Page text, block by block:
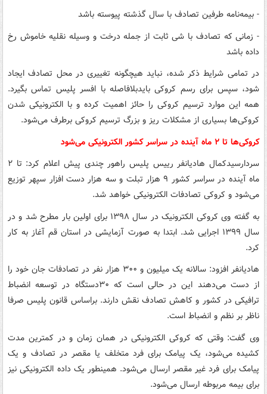
- بیمه‌نامه طرفین تصادف با سال گذشته پیوسته باشد
- زمانی که تصادف با شی ثابت از جمله درخت و وسیله نقلیه خاموش رخ
داده باشد
در تمامی شرایط ذکر شده، نباید هیچگونه تغییری در محل تصادف ایجاد
شود، سپس برای رسم کروکی بایدبلافاصله با افسر پلیس تماس بگیرد.
همه این موارد ترسیم کروکی را حائز اهمیت کرده و با الکترونیکی شدن
کروکی‌ها بسیاری از مشکلات ریز و بزرگ ترسیم کروکی برطرف می‌شود.
کروکی‌ها تا ۲ ماه آینده در سراسر کشور الکترونیکی می‌شود
سردارسیدکمال هادیانفر رییس پلیس راهور چندی پیش اعلام کرد: تا ۲
ماه آینده در سراسر کشور ۹ هزار تبلت و سه هزار دست افزار سپهر توزیع
می‌شود و کروکی تصادفات الکترونیکی خواهد شد.
به گفته وی کروکی الکترونیک در سال ۱۳۹۸ برای اولین بار مطرح شد و در
سال ۱۳۹۹ اجرایی شد. ابتدا به صورت آزمایشی در استان قم آغاز به کار
کرد.
هادیانفر افزود: سالانه یک میلیون و ۳۰۰ هزار نفر در تصادفات جان خود را
از دست می‌دهند این در حالی است که ۳۰دستگاه در توسعه انضباط
ترافیکی در کشور و کاهش تصادف نقش دارند. براساس قانون پلیس صرفا
ناظر بر نظم و انضباط است.
وی گفت: وقتی که کروکی الکترونیکی در همان زمان و در کمترین مدت
کشیده می‌شود، یک پیامک برای فرد متخلف یا مقصر در تصادف و یک
پیامک برای فرد غیر مقصر ارسال می‌شود. همینطور یک داده الکترونیکی نیز
برای بیمه مربوطه ارسال می‌شود.